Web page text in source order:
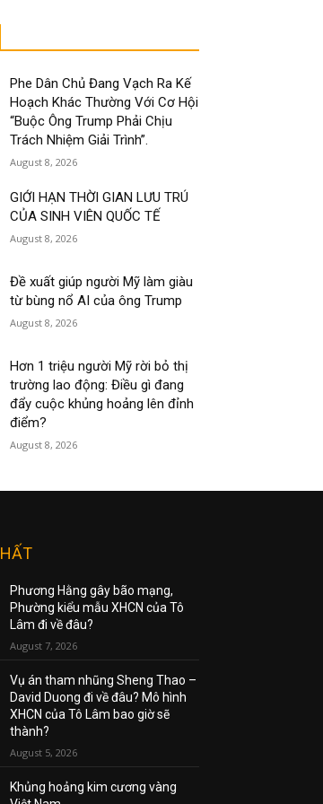
Phe Dân Chủ Đang Vạch Ra Kế
Hoạch Khác Thường Với Cơ Hội
“Buộc Ông Trump Phải Chịu
Trách Nhiệm Giải Trình”.
August 8, 2026
GIỚI HẠN THỜI GIAN LƯU TRÚ
CỦA SINH VIÊN QUỐC TẾ
August 8, 2026
Đề xuất giúp người Mỹ làm giàu
từ bùng nổ AI của ông Trump
August 8, 2026
Hơn 1 triệu người Mỹ rời bỏ thị
trường lao động: Điều gì đang
đẩy cuộc khủng hoảng lên đỉnh
điểm?
August 8, 2026
Phương Hằng gây bão mạng,
Phường kiểu mẫu XHCN của Tô
Lâm đi về đâu?
August 7, 2026
Vụ án tham nhũng Sheng Thao –
David Duong đi về đâu? Mô hình
XHCN của Tô Lâm bao giờ sẽ
thành?
August 5, 2026
Khủng hoảng kim cương vàng